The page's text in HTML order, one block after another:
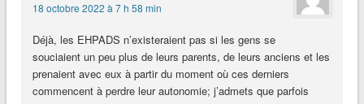
18 octobre 2022 à 7 h 58 min
Déjà, les EHPADS n’existeraient pas si les gens se
souciaient un peu plus de leurs parents, de leurs anciens et les
prenaient avec eux à partir du moment où ces derniers
commencent à perdre leur autonomie; j’admets que parfois